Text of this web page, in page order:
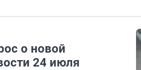
о новой
24 июля